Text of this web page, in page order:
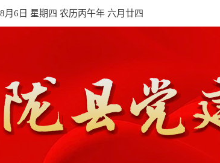
月6日 星期四 农历丙午年 六月廿四